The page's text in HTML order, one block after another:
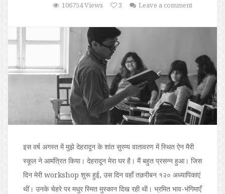
106754 Views
3 Leave a comment
इस वर्ष अगस्त में मुझे देहरादून के शांत सुरम्य वातावरण में स्थित ऐन मैरी
स्कूल ने आमंत्रित किया। देहरादून मेरा घर है। मैं बहुत प्रसन्न हुआ। जिस
दिन मेरी workshop शुरू हुई, उस दिन वहाँ तक़रीबन १२० अध्यापिकाएं
थीं। उनके चेहरे पर मधुर स्मित मुस्कान दिख रही थी। भ्रमित भाव-भंगिमाएँ